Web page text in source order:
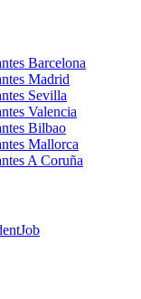
Barcelona
Madrid
Sevilla
Valencia
Bilbao
Mallorca
A Coruña